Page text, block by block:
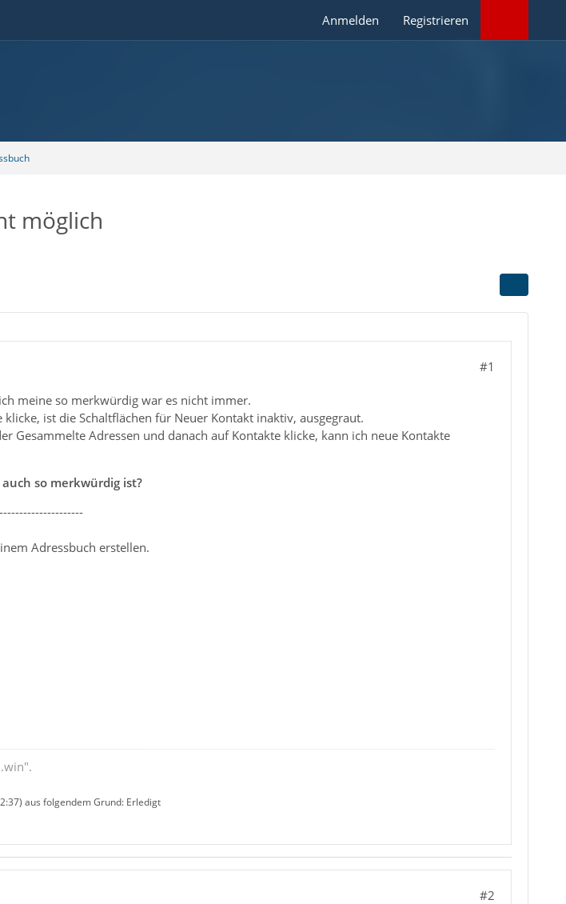
Anmelden Registrieren
möglich
#1
meine so merkwürdig war es nicht immer.
ist die Schaltflächen für Neuer Kontakt inaktiv, ausgegraut.
Gesammelte Adressen und danach auf Kontakte klicke, kann ich neue Kontakte
so merkwürdig ist?
Adressbuch erstellen.
) aus folgendem Grund: Erledigt
#2